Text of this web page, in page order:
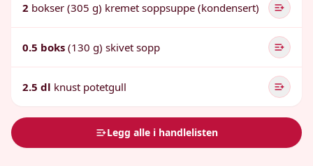
2 bokser (305 g) kremet soppsuppe (kondensert)
0.5 boks (130 g) skivet sopp
2.5 dl knust potetgull
Legg alle i handlelisten